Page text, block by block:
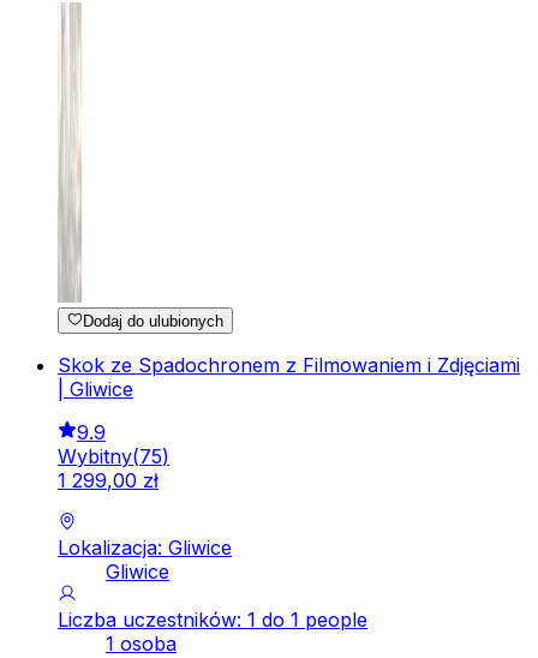
Dodaj do ulubionych
Skok ze Spadochronem z Filmowaniem i Zdjęciami
| Gliwice
9.9
Wybitny(75)
1 299,00 zł
Lokalizacja: Gliwice
Gliwice
Liczba uczestników: 1 do 1 people
1 osoba